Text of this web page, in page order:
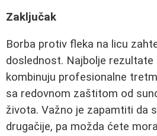
Zaključak
Borba protiv fleka na licu
doslednost. Najbolje
kombinuju profesionalne
sa redovnom zaštitom od
života. Važno je zapamtiti da
drugačije, pa možda ćete